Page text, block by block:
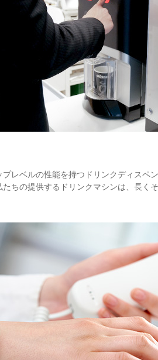
レベルの性能を持つドリンクディス
ちの提供するドリンクマシンは、長く